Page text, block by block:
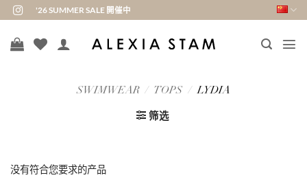
到
'26 SUMMER SALE 開催中
SWIMWEAR / TOPS / LYDIA
筛选
没有符合您要求的产品